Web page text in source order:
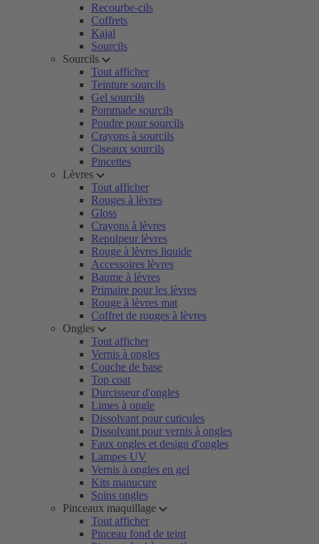
Recourbe-cils
Coffrets
Kajal
Sourcils
Sourcils
Tout afficher
Teinture sourcils
Gel sourcils
Pommade sourcils
Poudre pour sourcils
Crayons à sourcils
Ciseaux sourcils
Pincettes
Lèvres
Tout afficher
Rouges à lèvres
Gloss
Crayons à lèvres
Repulpeur lèvres
Rouge à lèvres liquide
Accessoires lèvres
Baume à lèvres
Primaire pour les lèvres
Rouge à lèvres mat
Coffret de rouges à lèvres
Ongles
Tout afficher
Vernis à ongles
Couche de base
Top coat
Durcisseur d'ongles
Limes à ongle
Dissolvant pour cuticules
Dissolvant pour vernis à ongles
Faux ongles et design d'ongles
Lampes UV
Vernis à ongles en gel
Kits manucure
Soins ongles
Pinceaux maquillage
Tout afficher
Pinceau fond de teint